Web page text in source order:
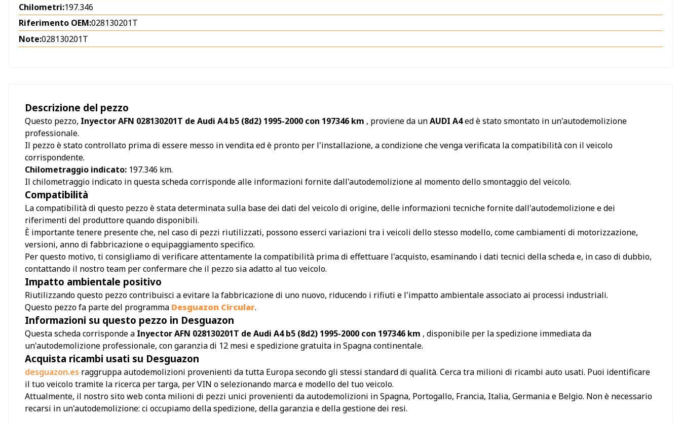
Chilometri:197.346
Riferimento OEM:028130201T
Note:028130201T
Descrizione del pezzo
Questo pezzo, Inyector AFN 028130201T de Audi A4 b5 (8d2) 1995-2000 con 197346 km , proviene da unAUDI A4ed è stato smontato in un'autodemolizione
professionale.
Il pezzo è stato controllato prima di essere messo in vendita ed è pronto per l'installazione, a condizione che venga verificata la compatibilità con il veicolo
corrispondente.
Chilometraggio indicato: 197.346 km.
Il chilometraggio indicato in questa scheda corrisponde alle informazioni fornite dall'autodemolizione al momento dello smontaggio del veicolo.
Compatibilità
La compatibilità di questo pezzo è stata determinata sulla base dei dati del veicolo di origine, delle informazioni tecniche fornite dall'autodemolizione e dei
riferimenti del produttore quando disponibili.
È importante tenere presente che, nel caso di pezzi riutilizzati, possono esserci variazioni tra i veicoli dello stesso modello, come cambiamenti di motorizzazione,
versioni, anno di fabbricazione o equipaggiamento specifico.
Per questo motivo, ti consigliamo di verificare attentamente la compatibilità prima di effettuare l'acquisto, esaminando i dati tecnici della scheda e, in caso di dubbio,
contattando il nostro team per confermare che il pezzo sia adatto al tuo veicolo.
Impatto ambientale positivo
Riutilizzando questo pezzo contribuisci a evitare la fabbricazione di uno nuovo, riducendo i rifiuti e l'impatto ambientale associato ai processi industriali.
Questo pezzo fa parte del programma Desguazon Circular.
Informazioni su questo pezzo in Desguazon
Questa scheda corrisponde a Inyector AFN 028130201T de Audi A4 b5 (8d2) 1995-2000 con 197346 km , disponibile per la spedizione immediata da
un'autodemolizione professionale, con garanzia di 12 mesi e spedizione gratuita in Spagna continentale.
Acquista ricambi usati su Desguazon
desguazon.es raggruppa autodemolizioni provenienti da tutta Europa secondo gli stessi standard di qualità. Cerca tra milioni di ricambi auto usati. Puoi identificare
il tuo veicolo tramite la ricerca per targa, per VIN o selezionando marca e modello del tuo veicolo.
Attualmente, il nostro sito web conta milioni di pezzi unici provenienti da autodemolizioni in Spagna, Portogallo, Francia, Italia, Germania e Belgio. Non è necessario
recarsi in un'autodemolizione: ci occupiamo della spedizione, della garanzia e della gestione dei resi.